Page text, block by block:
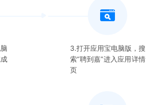
3.打开应用宝电脑版，搜
索“聘到嘉”进入应用详情
页